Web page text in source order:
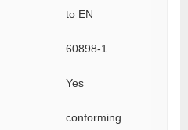
to EN
60898-1
Yes
conforming